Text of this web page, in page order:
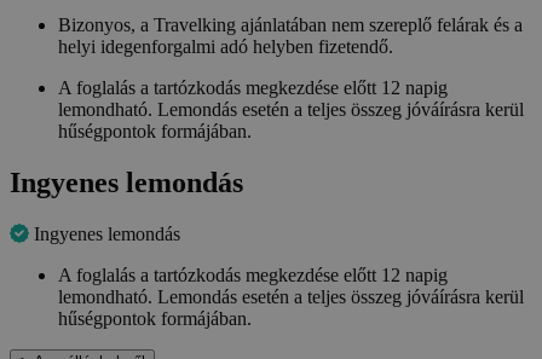
Bizonyos, a Travelking ajánlatában nem szereplő felárak és a
helyi idegenforgalmi adó helyben fizetendő.
A foglalás a tartózkodás megkezdése előtt 12 napig
lemondható. Lemondás esetén a teljes összeg jóváírásra kerül
hűségpontok formájában.
Ingyenes lemondás
Ingyenes lemondás
A foglalás a tartózkodás megkezdése előtt 12 napig
lemondható. Lemondás esetén a teljes összeg jóváírásra kerül
hűségpontok formájában.